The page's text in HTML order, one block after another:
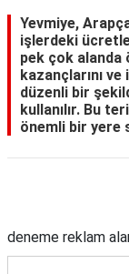
Yevmiye,
işlerdeki
pek çok alanda
kazançlarını
düzenli bir
kullanılır. Bu
önemli bir yere
deneme reklam